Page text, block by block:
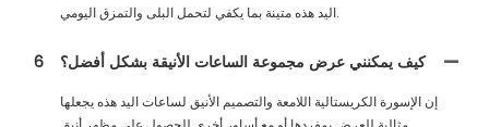
اليد هذه متينة بما يكفي لتحمل البلى والتمزق اليومي.
6 كيف يمكنني عرض مجموعة الساعات الأنيقة بشكل أفضل؟
إن الإسورة الكريستالية اللامعة والتصميم الأنيق لساعات اليد هذه يجعلها